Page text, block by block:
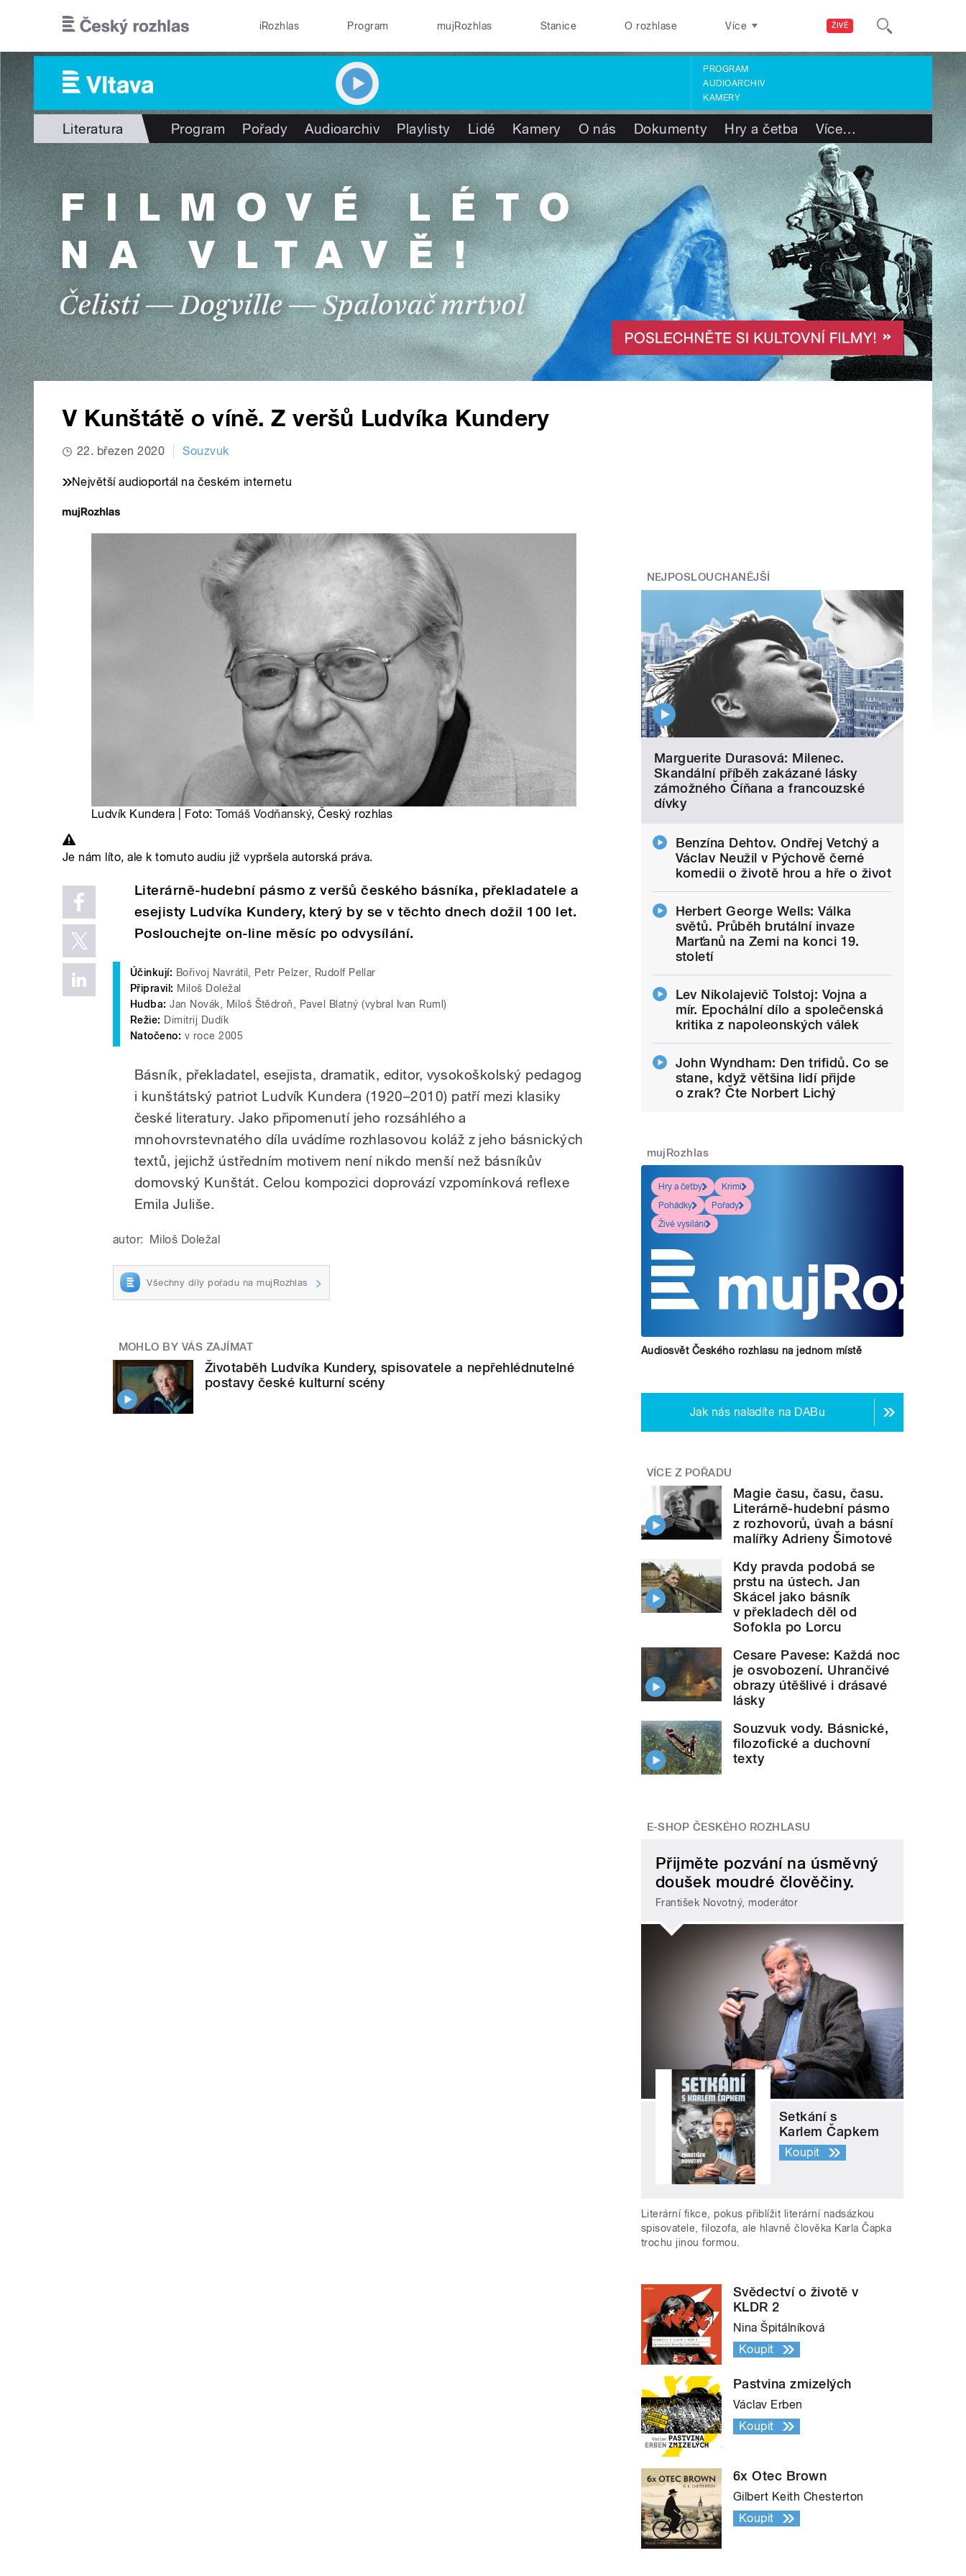
ŽIVĚ
iRozhlas Program mujRozhlas Stanice O rozhlase Více
PROGRAM
AUDIOARCHIV
KAMERY
Literatura Program Pořady Audioarchiv Playlisty Lidé Kamery O nás Dokumenty Hry a četba Více…
V Kunštátě o víně. Z veršů Ludvíka Kundery
22. březen 2020 Souzvuk
Největší audioportál na českém internetu
Ludvík Kundera | Foto:Tomáš Vodňanský, Český rozhlas
Je nám líto, ale k tomuto audiu již vypršela autorská práva.
Literárně-hudební pásmo z veršů českého básníka, překladatele a
esejisty Ludvíka Kundery, který by se v těchto dnech dožil 100 let.
Poslouchejte on-line měsíc po odvysílání.
Účinkují: Bořivoj Navrátil, Petr Pelzer, Rudolf Pellar
Připravil: Miloš Doležal
Hudba: Jan Novák, Miloš Štědroň, Pavel Blatný (vybral Ivan Ruml)
Režie: Dimitrij Dudík
Natočeno: v roce 2005
Básník, překladatel, esejista, dramatik, editor, vysokoškolský pedagog
i kunštátský patriot Ludvík Kundera (1920–2010) patří mezi klasiky
české literatury. Jako připomenutí jeho rozsáhlého a
mnohovrstevnatého díla uvádíme rozhlasovou koláž z jeho básnických
textů, jejichž ústředním motivem není nikdo menší než básníkův
domovský Kunštát. Celou kompozici doprovází vzpomínková reflexe
Emila Juliše.
autor: Miloš Doležal
Všechny díly pořadu na mujRozhlas
MOHLO BY VÁS ZAJÍMAT
Životaběh Ludvíka Kundery, spisovatele a nepřehlédnutelné
postavy české kulturní scény
NEJPOSLOUCHANĚJŠÍ
Marguerite Durasová: Milenec.
Skandální příběh zakázané lásky
zámožného Číňana a francouzské
dívky
Benzína Dehtov. Ondřej Vetchý a
Václav Neužil v Pýchově černé
komedii o životě hrou a hře o život
Herbert George Wells: Válka
světů. Průběh brutální invaze
Marťanů na Zemi na konci 19.
století
Lev Nikolajevič Tolstoj: Vojna a
mír. Epochální dílo a společenská
kritika z napoleonských válek
John Wyndham: Den trifidů. Co se
stane, když většina lidí přijde
o zrak? Čte Norbert Lichý
mujRozhlas
Hry a četby
Krimi
Pohádky
Pořady
Živé vysílání
Audiosvět Českého rozhlasu na jednom místě
Jak nás naladíte na DABu
VÍCE Z POŘADU
Magie času, času, času.
Literárně-hudební pásmo
z rozhovorů, úvah a básní
malířky Adrieny Šimotové
Kdy pravda podobá se
prstu na ústech. Jan
Skácel jako básník
v překladech děl od
Sofokla po Lorcu
Cesare Pavese: Každá noc
je osvobození. Uhrančivé
obrazy útěšlivé i drásavé
lásky
Souzvuk vody. Básnické,
filozofické a duchovní
texty
E-SHOP ČESKÉHO ROZHLASU
Přijměte pozvání na úsměvný
doušek moudré člověčiny.
František Novotný, moderátor
Setkání s
Karlem Čapkem
Koupit
Literární fikce, pokus přiblížit literární nadsázkou
spisovatele, filozofa, ale hlavně člověka Karla Čapka
trochu jinou formou.
Svědectví o životě v
KLDR 2
Nina Špitálníková
Koupit
Pastvina zmizelých
Václav Erben
Koupit
6x Otec Brown
Gilbert Keith Chesterton
Koupit